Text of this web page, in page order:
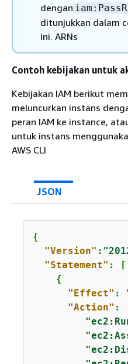
dengan
ditunjukkan dalam
ini. ARNs
Contoh kebijakan untuk
Kebijakan IAM berikut
meluncurkan instans
peran IAM ke instance,
untuk instans
AWS CLI
JSON
{
"Version" :
"Statement" : [
{
"Effect" :
"Action" :